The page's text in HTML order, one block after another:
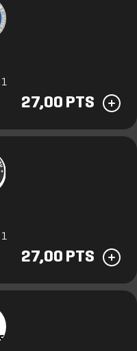
1
27,00 PTS
1
27,00 PTS